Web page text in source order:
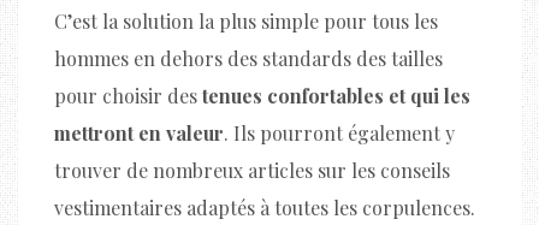
C’est la solution la plus simple pour tous les
hommes en dehors des standards des tailles
pour choisir destenues confortables et qui les
mettront en valeur. Ils pourront également y
trouver de nombreux articles sur les conseils
vestimentaires adaptés à toutes les corpulences.